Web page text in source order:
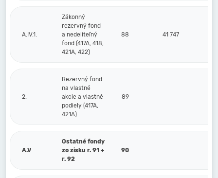
A.IV.1.
Zákonný
rezervný fond
a nedeliteľný
fond (417A, 418,
421A, 422)
88 41 747
2.
Rezervný fond
na vlastné
akcie a vlastné
podiely (417A,
421A)
89
A.V
Ostatné fondy
zo zisku r. 91 +
r. 92
90